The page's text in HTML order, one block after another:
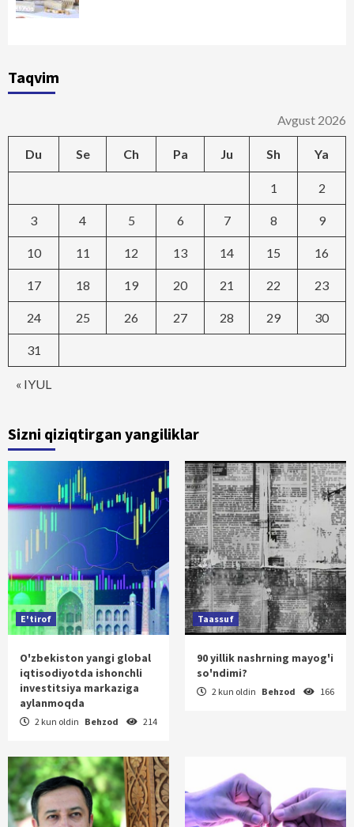
Taqvim
Avgust 2026
Du Se Ch Pa Ju Sh Ya
« IYUL
1 2
3 4 5 6 7 8 9
10 11 12 13 14 15 16
17 18 19 20 21 22 23
24 25 26 27 28 29 30
31
Sizni qiziqtirgan yangiliklar
E'tirof
O'zbekiston yangi global
iqtisodiyotda ishonchli
investitsiya markaziga
aylanmoqda
2 kun oldin Behzod 214
Taassuf
90 yillik nashrning mayog'i
so'ndimi?
2 kun oldin Behzod 166